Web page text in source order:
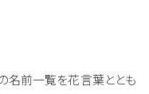
名前一覧を花言葉ととも